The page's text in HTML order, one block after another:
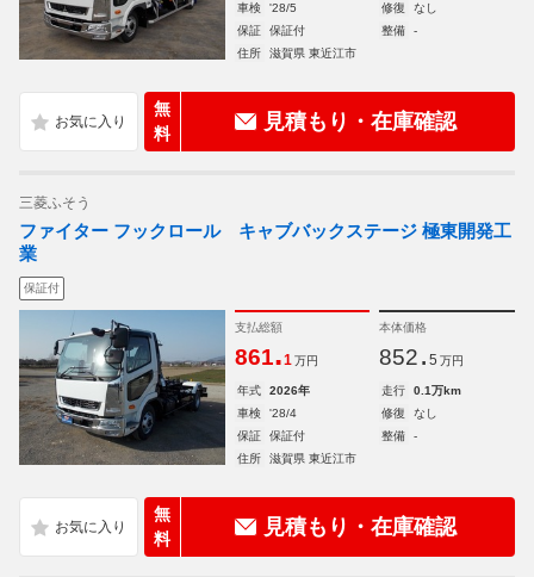
車検
'28/5 修復
なし
保証
保証付 整備
-
住所
滋賀県 東近江市
無
料
見積もり・在庫確認
三菱ふそう
ファイター フックロール キャブバックステージ 極東開発工
業
保証付
支払総額
861.1 万円
本体価格
852. 5 万円
年式 2026年 走行
0.1万km
車検
'28/4 修復
なし
保証
保証付 整備
-
住所
滋賀県 東近江市
無
料
見積もり・在庫確認